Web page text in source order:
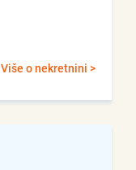
Više o nekretnini >